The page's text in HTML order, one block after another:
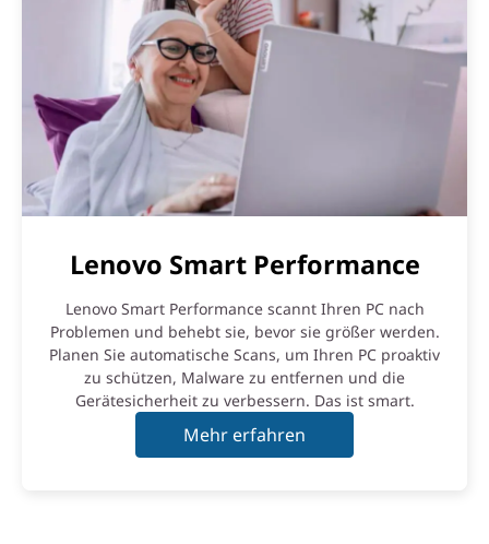
Lenovo Smart Performance
Lenovo Smart Performance scannt Ihren PC nach
Problemen und behebt sie, bevor sie größer werden.
Planen Sie automatische Scans, um Ihren PC proaktiv
zu schützen, Malware zu entfernen und die
Gerätesicherheit zu verbessern. Das ist smart.
Mehr erfahren